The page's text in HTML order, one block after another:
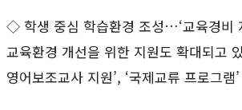
◇ 학생 중심 학습환경 조성…‘교육경비
교육환경 개선을 위한 지원도 확대되고
영어보조교사 지원’, ‘국제교류 프로그